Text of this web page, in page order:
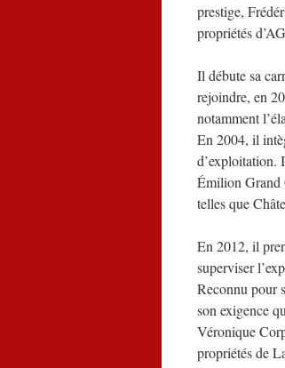
prestige,
propriétés
Il débute sa
rejoindre, en
notamment
En 2004, il
d’exploitation.
Émilion Grand
telles que
En 2012, il
superviser
Reconnu pour
son exigence
Véronique
propriétés de